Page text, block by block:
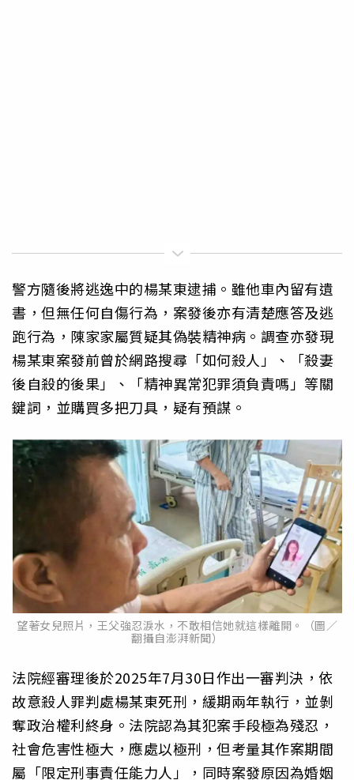
警方隨後將逃逸中的楊某東逮捕。雖他車內留有遺
書，但無任何自傷行為，案發後亦有清楚應答及逃
跑行為，陳家家屬質疑其偽裝精神病。調查亦發現
楊某東案發前曾於網路搜尋「如何殺人」、「殺妻
後自殺的後果」、「精神異常犯罪須負責嗎」等關
鍵詞，並購買多把刀具，疑有預謀。
望著女兒照片，王父強忍淚水，不敢相信她就這樣離開。（圖／
翻攝自澎湃新聞）
法院經審理後於2025年7月30日作出一審判決，依
故意殺人罪判處楊某東死刑，緩期兩年執行，並剝
奪政治權利終身。法院認為其犯案手段極為殘忍，
社會危害性極大，應處以極刑，但考量其作案期間
屬「限定刑事責任能力人」，同時案發原因為婚姻